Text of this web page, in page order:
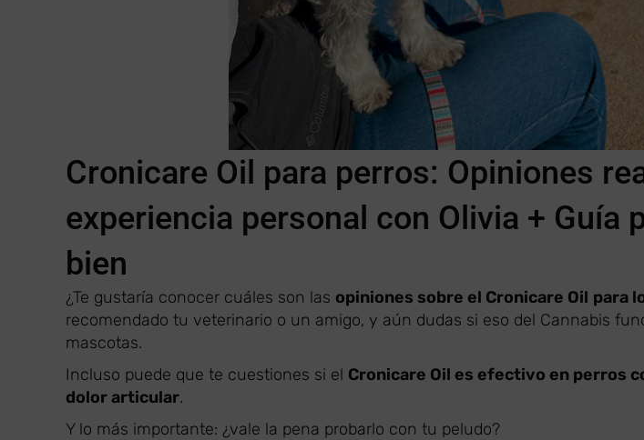
Cronicare Oil para perros: Opiniones
experiencia personal con Olivia + Guía
bien
¿Te gustaría conocer cuáles son las opiniones sobre el Cronicare Oil para
recomendado tu veterinario o un amigo, y aún dudas si eso del Cannabis
mascotas.
Incluso puede que te cuestiones si el Cronicare Oil es efectivo en perros
dolor articular.
Y lo más importante: ¿vale la pena probarlo con tu peludo?